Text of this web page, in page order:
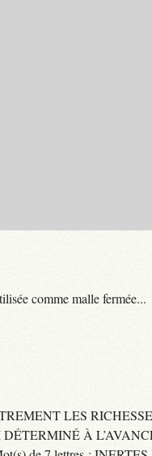
comme malle fermée...
LES
À